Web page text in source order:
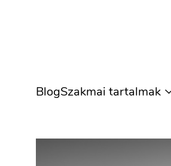
BlogSzakmai tartalmak